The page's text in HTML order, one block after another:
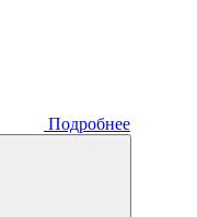
Подробнее